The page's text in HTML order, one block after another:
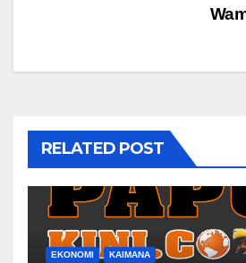
RELATED POST
EKONOMI KAIMANA